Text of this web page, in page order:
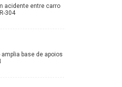
acidente entre carro
304
base de apoios